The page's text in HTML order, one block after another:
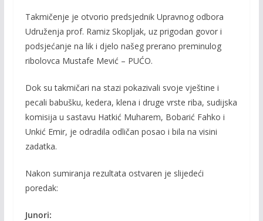
Takmičenje je otvorio predsjednik Upravnog odbora
Udruženja prof. Ramiz Skopljak, uz prigodan govor i
podsjećanje na lik i djelo našeg prerano preminulog
ribolovca Mustafe Mević – PUĆO.
Dok su takmičari na stazi pokazivali svoje vještine i
pecali babušku, kedera, klena i druge vrste riba, sudijska
komisija u sastavu Hatkić Muharem, Bobarić Fahko i
Unkić Emir, je odradila odličan posao i bila na visini
zadatka.
Nakon sumiranja rezultata ostvaren je slijedeći
poredak:
Junori: